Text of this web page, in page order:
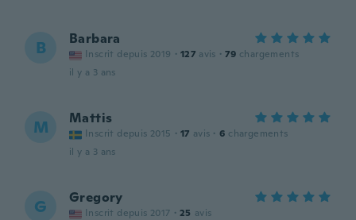
B Barbara
Inscrit depuis 2019 · 127 avis · 79 chargements
il y a 3 ans
M Mattis
Inscrit depuis 2015 · 17 avis · 6 chargements
il y a 3 ans
G Gregory
Inscrit depuis 2017 · 25 avis